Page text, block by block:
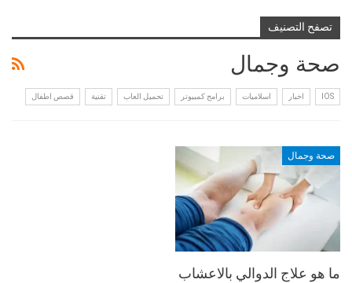
تصفح التصنيف
صحة وجمال
IOS اخبار اسلاميات برامج كمبيوتر تحميل العاب تقنية قصص اطفال
صحة وجمال
ما هو علاج الدوالي بالاعشاب